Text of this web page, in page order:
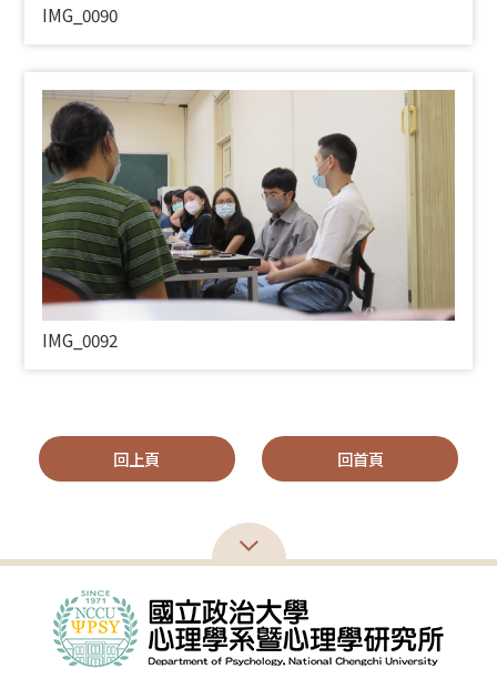
IMG_0090
IMG_0092
回上頁 回首頁